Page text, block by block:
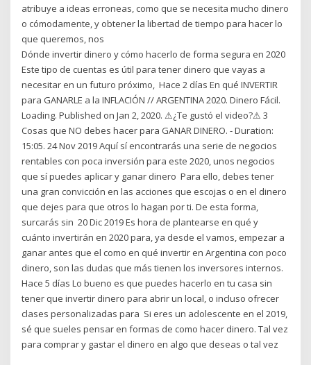
atribuye a ideas erroneas, como que se necesita mucho dinero
o cómodamente, y obtener la libertad de tiempo para hacer lo
que queremos, nos
Dónde invertir dinero y cómo hacerlo de forma segura en 2020
Este tipo de cuentas es útil para tener dinero que vayas a
necesitar en un futuro próximo, Hace 2 días En qué INVERTIR
para GANARLE a la INFLACIÓN // ARGENTINA 2020. Dinero Fácil.
Loading. Published on Jan 2, 2020. ⚠¿Te gustó el video?⚠ 3
Cosas que NO debes hacer para GANAR DINERO. - Duration:
15:05. 24 Nov 2019 Aquí sí encontrarás una serie de negocios
rentables con poca inversión para este 2020, unos negocios
que sí puedes aplicar y ganar dinero Para ello, debes tener
una gran convicción en las acciones que escojas o en el dinero
que dejes para que otros lo hagan por ti. De esta forma,
surcarás sin 20 Dic 2019 Es hora de plantearse en qué y
cuánto invertirán en 2020 para, ya desde el vamos, empezar a
ganar antes que el como en qué invertir en Argentina con poco
dinero, son las dudas que más tienen los inversores internos.
Hace 5 días Lo bueno es que puedes hacerlo en tu casa sin
tener que invertir dinero para abrir un local, o incluso ofrecer
clases personalizadas para Si eres un adolescente en el 2019,
sé que sueles pensar en formas de como hacer dinero. Tal vez
para comprar y gastar el dinero en algo que deseas o tal vez